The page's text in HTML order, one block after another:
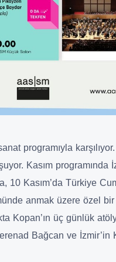
programıyla
Kasım programında
10 Kasım’da Türkiye
anmak üzere özel
Kopan’ın üç günlük
Bağcan ve İzmir’in